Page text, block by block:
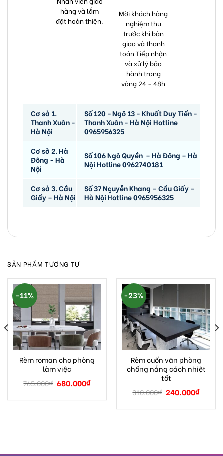
hàng và lắm
đặt hoàn thiện.
Mời khách hàng
nghiệm thu
trước khi bàn
giao và thanh
toán Tiếp nhận
và xử lý bảo
hành trong
vòng 24 - 48h
Cơ sở 1.
Thanh Xuân -
Hà Nội
Số 120 - Ngõ 13 - Khuất Duy Tiến -
Thanh Xuân - Hà Nội Hotline
0965956325
Cơ sở 2. Hà
Đông - Hà
Nội
Số 106 Ngô Quyền – Hà Đông – Hà
Nội Hotline 0962740181
Cơ sở 3. Cầu
Giấy – Hà Nội
Số 37 Nguyễn Khang – Cầu Giấy –
Hà Nội Hotline 0965956325
SẢN PHẨM TƯƠNG TỰ
-11%
Rèm roman cho phòng
làm việc
765.000₫ 680.000₫
-23%
Rèm cuốn văn phòng
chống nắng cách nhiệt
tốt
310.000₫ 240.000₫